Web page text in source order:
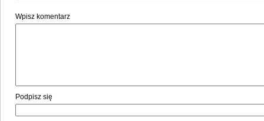
Wpisz komentarz
Podpisz się